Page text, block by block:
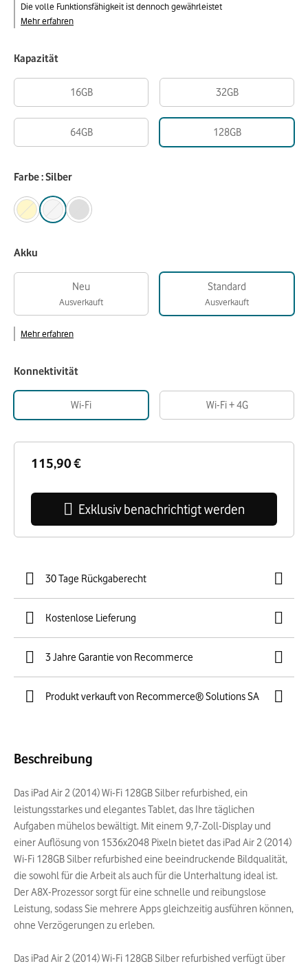
115,90 €
Exklusiv benachrichtigt werden
Die volle Funktionsfähigkeit ist dennoch gewährleistet
Mehr erfahren
Kapazität
16GB 32GB
64GB 128GB
Farbe : Silber
Akku
Neu
Ausverkauft
Standard
Ausverkauft
Mehr erfahren
Konnektivität
Wi-Fi Wi-Fi + 4G
30 Tage Rückgaberecht
Kostenlose Lieferung
3 Jahre Garantie von Recommerce
Produkt verkauft von Recommerce® Solutions SA
Beschreibung
Das iPad Air 2 (2014) Wi-Fi 128GB Silber refurbished, ein
leistungsstarkes und elegantes Tablet, das Ihre täglichen
Aufgaben mühelos bewältigt. Mit einem 9,7-Zoll-Display und
einer Auflösung von 1536x2048 Pixeln bietet das iPad Air 2 (2014)
Wi-Fi 128GB Silber refurbished eine beeindruckende Bildqualität,
die sowohl für die Arbeit als auch für die Unterhaltung ideal ist.
Der A8X-Prozessor sorgt für eine schnelle und reibungslose
Leistung, sodass Sie mehrere Apps gleichzeitig ausführen können,
ohne Verzögerungen zu erleben.
Das iPad Air 2 (2014) Wi-Fi 128GB Silber refurbished verfügt über